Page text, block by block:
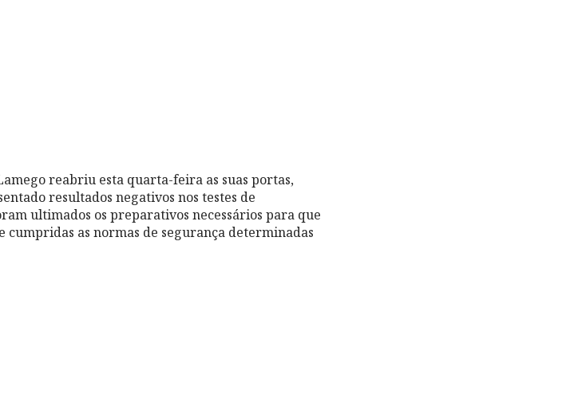
reabriu esta quarta-feira as suas portas,
resultados negativos nos testes de
ultimados os preparativos necessários para que
cumpridas as normas de segurança determinadas